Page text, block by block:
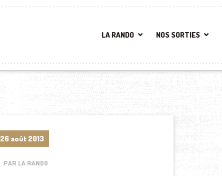
LA RANDO NOS SORTIES
26 août 2013
PAR LA RANDO